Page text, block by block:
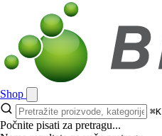
Shop
⌘K
Počnite pisati za pretragu...